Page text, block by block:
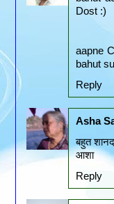
Dost :)
aapne
bahut
Reply
Asha
बहुत
आशा
Reply